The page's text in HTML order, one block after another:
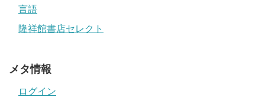
言語
隆祥館書店セレクト
メタ情報
ログイン